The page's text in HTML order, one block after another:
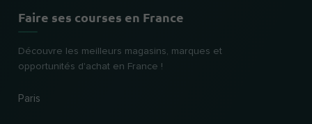
Faire ses courses en France
Découvre les meilleurs magasins, marques et
opportunités d'achat en France !
Paris